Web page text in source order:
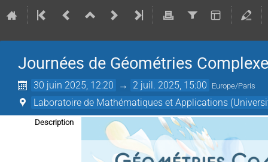
Journées de Géométries
30 juin 2025, 12:20 → 2 juil. 2025, 15:00 Europe/Paris
Laboratoire de Mathématiques et Applications
Description